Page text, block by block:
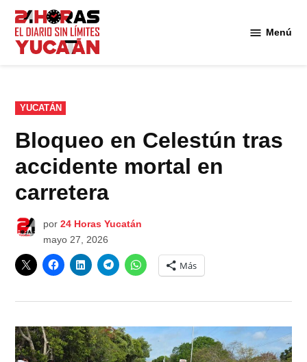
Saltar
contenido
Menú
PUBLICADO
EN
YUCATÁN
Bloqueo en Celestún tras
accidente mortal en
carretera
por 24 Horas Yucatán
mayo 27, 2026
Más